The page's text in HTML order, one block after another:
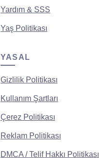
Yardım & SSS
Yaş Politikası
YASAL
Gizlilik Politikası
Kullanım Şartları
Çerez Politikası
Reklam Politikası
DMCA / Telif Hakkı Politikası